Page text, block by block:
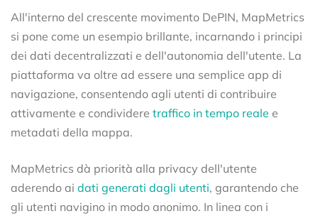
All'interno del crescente movimento DePIN, MapMetrics
si pone come un esempio brillante, incarnando i principi
dei dati decentralizzati e dell'autonomia dell'utente. La
piattaforma va oltre ad essere una semplice app di
navigazione, consentendo agli utenti di contribuire
attivamente e condividere traffico in tempo reale e
metadati della mappa.
MapMetrics dà priorità alla privacy dell'utente
aderendo ai dati generati dagli utenti, garantendo che
gli utenti navigino in modo anonimo. In linea con i